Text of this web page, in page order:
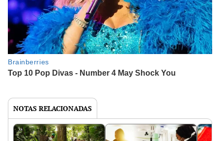
NOTAS RELACIONADAS